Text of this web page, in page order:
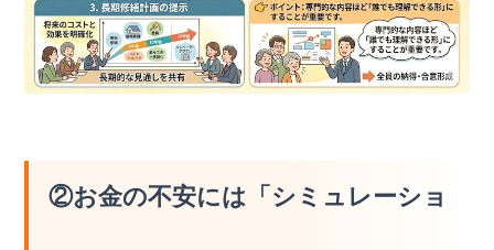
②お金の不安には「シミュレーショ